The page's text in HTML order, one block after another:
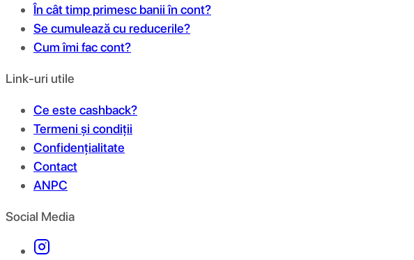
În cât timp primesc banii în cont?
Se cumulează cu reducerile?
Cum îmi fac cont?
Link-uri utile
Ce este cashback?
Termeni și condiții
Confidențialitate
Contact
ANPC
Social Media